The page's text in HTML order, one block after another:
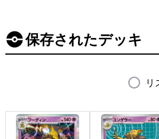
保存されたデッキ
リ